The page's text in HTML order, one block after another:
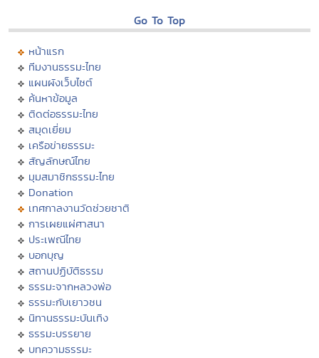
Go To Top
หน้าแรก
ทีมงานธรรมะไทย
แผนผังเว็บไซต์
ค้นหาข้อมูล
ติดต่อธรรมะไทย
สมุดเยี่ยม
เครือข่ายธรรมะ
สัญลักษณ์ไทย
มุมสมาชิกธรรมะไทย
Donation
เทศกาลงานวัดช่วยชาติ
การเผยแผ่ศาสนา
ประเพณีไทย
บอกบุญ
สถานปฏิบัติธรรม
ธรรมะจากหลวงพ่อ
ธรรมะกับเยาวชน
นิทานธรรมะบันเทิง
ธรรมะบรรยาย
บทความธรรมะ